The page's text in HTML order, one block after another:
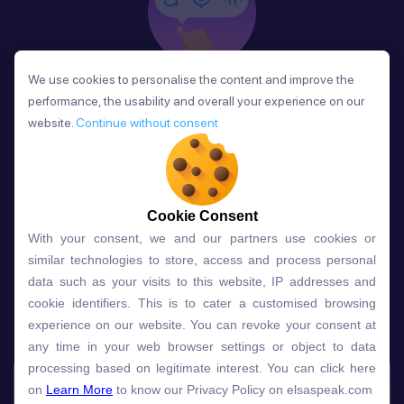
Phản Hồi
Sau mỗi bài học, người học nhận phản hồi về phát
âm và ngữ pháp ngay lập tức, giúp cải thiện kỹ năng
và tiến bộ nhanh chóng.
Lựa chọn gói học ELSA dành
cho bạn
Gói học Free Premium
Speech Analyzer
We use cookies to personalise the content and improve the
performance, the usability and overall your experience on our
website. Continue without consent
Cookie Consent
With your consent, we and our partners use cookies or
similar technologies to store, access and process personal
data such as your visits to this website, IP addresses and
cookie identifiers. This is to cater a customised browsing
experience on our website. You can revoke your consent at
any time in your web browser settings or object to data
processing based on legitimate interest. You can click here
on Learn More to know our Privacy Policy on elsaspeak.com
We use cookies to personalise the content and improve the
performance, the usability and overall your experience on our
website. Continue without consent
Cookie Consent
With your consent, we and our partners use cookies or
similar technologies to store, access and process personal
data such as your visits to this website, IP addresses and
cookie identifiers. This is to cater a customised browsing
experience on our website. You can revoke your consent at
any time in your web browser settings or object to data
processing based on legitimate interest. You can click here
on Learn More to know our Privacy Policy on elsaspeak.com